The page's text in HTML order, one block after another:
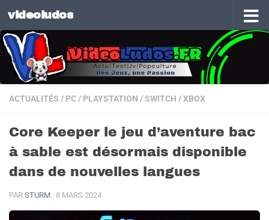
Skip to content
videoludos
ACTUALITÉS / PC/ PLAYSTATION /SWITCH /XBOX
Core Keeper le jeu d’aventure bac
à sable est désormais disponible
dans de nouvelles langues
PAR STURM · 8 MARS 2024